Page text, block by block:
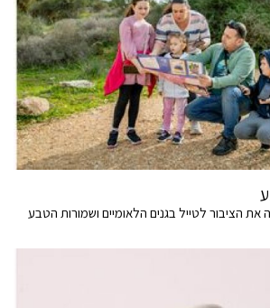
את הציבור לטייל בגנים הלאומיים ושמורות הטבע